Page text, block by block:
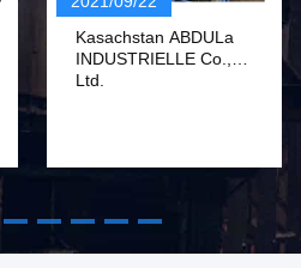
Kundengebundene Vibrationssand-Siebmaschine-lineare Multifunktionsart
Kasachstan ABDULa
INDUSTRIELLE Co.,
Ltd.